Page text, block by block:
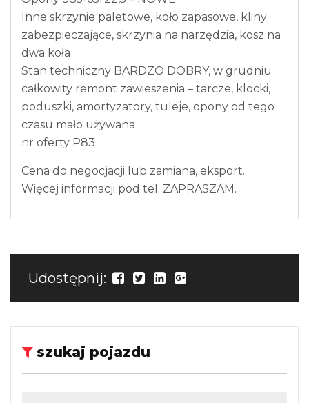
Inne skrzynie paletowe, koło zapasowe, kliny
zabezpieczające, skrzynia na narzędzia, kosz na
dwa koła
Stan techniczny BARDZO DOBRY, w grudniu
całkowity remont zawieszenia – tarcze, klocki,
poduszki, amortyzatory, tuleje, opony od tego
czasu mało używana
nr oferty P83
Cena do negocjacji lub zamiana, eksport.
Więcej informacji pod tel. ZAPRASZAM.
Udostępnij:
szukaj pojazdu